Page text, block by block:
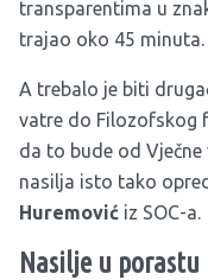
transparentima u
trajao oko 45 minuta.
A trebalo je biti
vatre do Filozofskog
da to bude od
nasilja isto tako
Huremović iz SOC-a.
Nasilje u porastu